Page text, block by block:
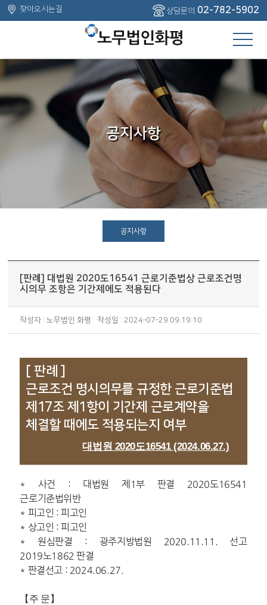
주메뉴 바로가기
컨텐츠 바로가기
찾아오시는길 상담문의 02-782-5902
공지사항
공지사항
[판례] 대법원 2020도16541 근로기준법상 근로조건명
시의무 조항은 기간제에도 적용된다
작성자 : 노무법인 화평 작성일 : 2024-07-29 09:19:10
[ 판례 ]
근로조건 명시의무를 규정한 근로기준법
제17조 제1항이 기간제 근로계약을
체결할 때에도 적용되는지 여부
대법원 2020도16541 (2024.06.27.)
* 사건 : 대법원 제1부 판결 2020도16541
근로기준법위반
* 피고인 : 피고인
* 상고인 : 피고인
* 원심판결 : 광주지방법원 2020.11.11. 선고
2019노1862 판결
* 판결선고 : 2024.06.27.
【주 문】